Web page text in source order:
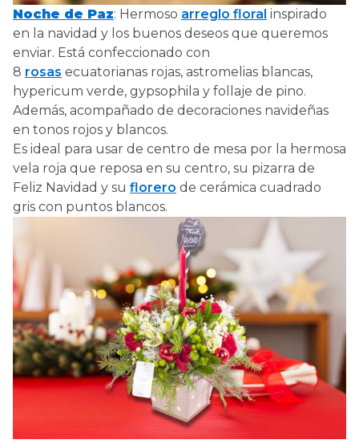
Noche de Paz: Hermoso arreglo floral inspirado
en la navidad y los buenos deseos que queremos
enviar. Está confeccionado con
8 rosas ecuatorianas rojas, astromelias blancas,
hypericum verde, gypsophila y follaje de pino.
Además, acompañado de decoraciones navideñas
en tonos rojos y blancos.
Es ideal para usar de centro de mesa por la hermosa
vela roja que reposa en su centro, su pizarra de
Feliz Navidad y su florero de cerámica cuadrado
gris con puntos blancos.